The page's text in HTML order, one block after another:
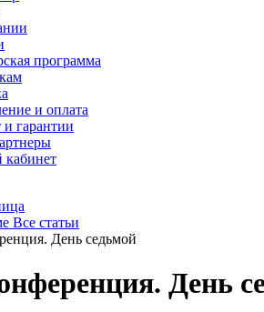
программа
и оплата
и гарантии
Все статьи
День седьмой
День